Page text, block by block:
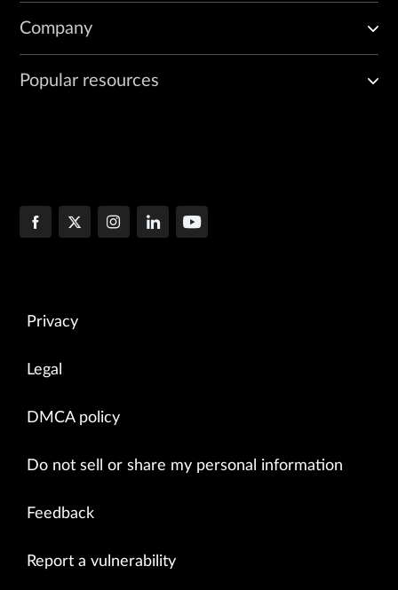
Company
Popular resources
Privacy
Legal
DMCA policy
Do not sell or share my personal information
Feedback
Report a vulnerability